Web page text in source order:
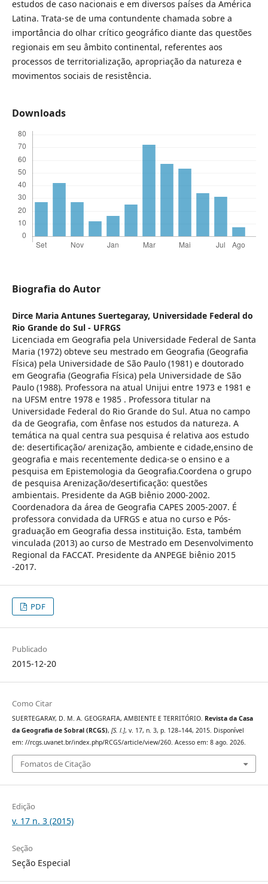
estudos de caso nacionais e em diversos países da América
Latina. Trata-se de uma contundente chamada sobre a
importância do olhar crítico geográfico diante das questões
regionais em seu âmbito continental, referentes aos
processos de territorialização, apropriação da natureza e
movimentos sociais de resistência.
Downloads
Biografia do Autor
Dirce Maria Antunes Suertegaray, Universidade Federal do
Rio Grande do Sul - UFRGS
Licenciada em Geografia pela Universidade Federal de Santa
Maria (1972) obteve seu mestrado em Geografia (Geografia
Física) pela Universidade de São Paulo (1981) e doutorado
em Geografia (Geografia Física) pela Universidade de São
Paulo (1988). Professora na atual Unijui entre 1973 e 1981 e
na UFSM entre 1978 e 1985 . Professora titular na
Universidade Federal do Rio Grande do Sul. Atua no campo
da de Geografia, com ênfase nos estudos da natureza. A
temática na qual centra sua pesquisa é relativa aos estudo
de: desertificação/ arenização, ambiente e cidade,ensino de
geografia e mais recentemente dedica-se o ensino e a
pesquisa em Epistemologia da Geografia.Coordena o grupo
de pesquisa Arenização/desertificação: questões
ambientais. Presidente da AGB biênio 2000-2002.
Coordenadora da área de Geografia CAPES 2005-2007. É
professora convidada da UFRGS e atua no curso e Pós-
graduação em Geografia dessa instituição. Esta, também
vinculada (2013) ao curso de Mestrado em Desenvolvimento
Regional da FACCAT. Presidente da ANPEGE biênio 2015
-2017.
PDF
Publicado
2015-12-20
Como Citar
SUERTEGARAY, D. M. A. GEOGRAFIA, AMBIENTE E TERRITÓRIO. Revista da Casa
da Geografia de Sobral (RCGS), [S. l.], v. 17, n. 3, p. 128–144, 2015. Disponível
em: //rcgs.uvanet.br/index.php/RCGS/article/view/260. Acesso em: 8 ago. 2026.
Fomatos de Citação
Edição
v. 17 n. 3 (2015)
Seção
Seção Especial